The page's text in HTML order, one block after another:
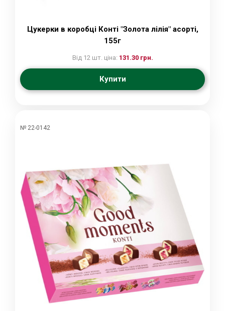
Цукерки в коробці Конті "Золота лілія" асорті,
155г
Від 12 шт. ціна: 131.30 грн.
Купити
№ 22-0142